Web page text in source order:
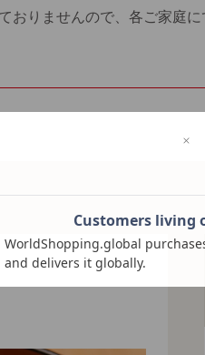
おりませんので、各ご家庭に